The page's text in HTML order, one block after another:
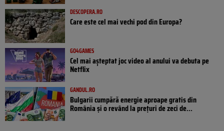
DESCOPERA.RO
Care este cel mai vechi pod din Europa?
GO4GAMES
Cel mai așteptat joc video al anului va debuta pe
Netflix
GANDUL.RO
Bulgarii cumpără energie aproape gratis din
România și o revând la prețuri de zeci de...